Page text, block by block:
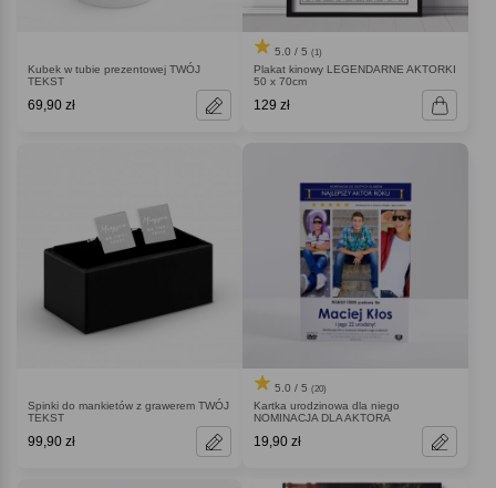
Kubek w tubie prezentowej TWÓJ
TEKST
69,90 zł
5.0 / 5 (1)
Plakat kinowy LEGENDARNE AKTORKI
50 x 70cm
129 zł
Spinki do mankietów z grawerem TWÓJ
TEKST
99,90 zł
5.0 / 5 (20)
Kartka urodzinowa dla niego
NOMINACJA DLA AKTORA
19,90 zł